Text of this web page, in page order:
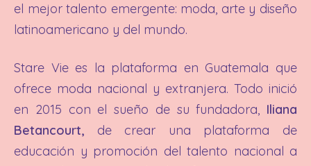
el mejor talento emergente: moda, arte y diseño
latinoamericano y del mundo.
Stare Vie es la plataforma en Guatemala que
ofrece moda nacional y extranjera. Todo inició
en 2015 con el sueño de su fundadora, Iliana
Betancourt, de crear una plataforma de
educación y promoción del talento nacional a